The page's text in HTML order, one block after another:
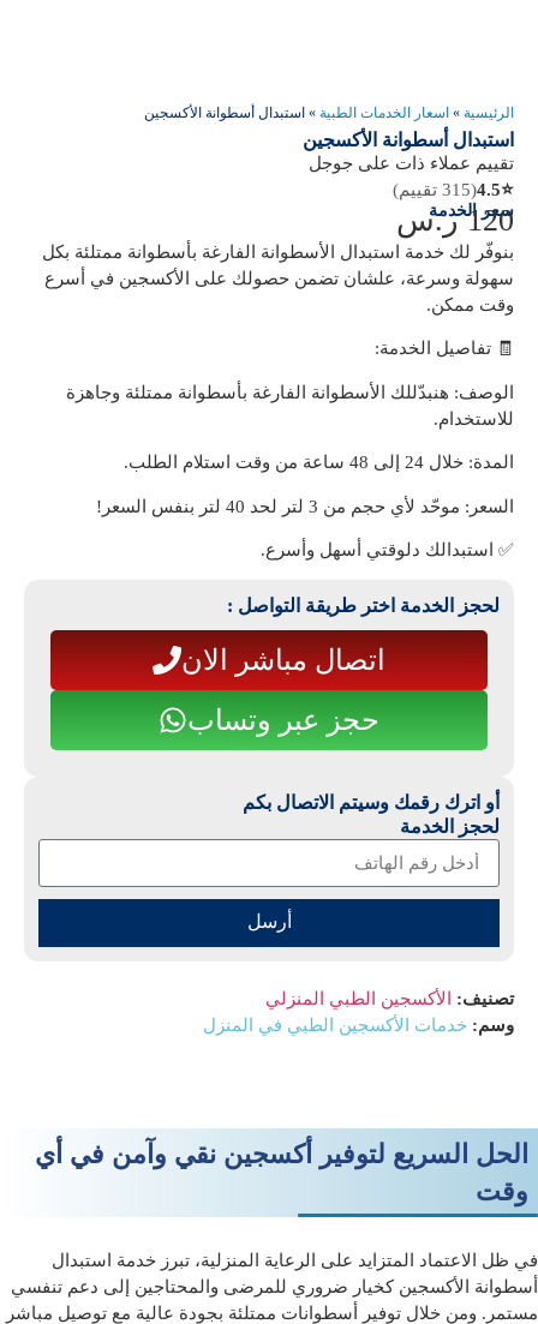
الرئيسية » اسعار الخدمات الطبية » استبدال أسطوانة الأكسجين
استبدال أسطوانة الأكسجين
تقييم عملاء ذات على جوجل
⭐
4.5(315 تقييم)
سعر الخدمة
120 ر.س
بنوفّر لك خدمة استبدال الأسطوانة الفارغة بأسطوانة ممتلئة بكل
سهولة وسرعة، علشان تضمن حصولك على الأكسجين في أسرع
وقت ممكن.
🧾 تفاصيل الخدمة:
الوصف: هنبدّللك الأسطوانة الفارغة بأسطوانة ممتلئة وجاهزة
للاستخدام.
المدة: خلال 24 إلى 48 ساعة من وقت استلام الطلب.
السعر: موحّد لأي حجم من 3 لتر لحد 40 لتر بنفس السعر!
✅ استبدالك دلوقتي أسهل وأسرع.
لحجز الخدمة اختر طريقة التواصل :
اتصال مباشر الان
حجز عبر وتساب
أو اترك رقمك وسيتم الاتصال بكم
لحجز الخدمة
أرسل
تصنيف:
الأكسجين الطبي المنزلي
وسم: خدمات الأكسجين الطبي في المنزل
الحل السريع لتوفير أكسجين نقي وآمن في أي
وقت
في ظل الاعتماد المتزايد على الرعاية المنزلية، تبرز خدمة
استبدال
أسطوانة الأكسجين كخيار ضروري للمرضى والمحتاجين إلى دعم تنفسي
مستمر. ومن خلال توفير أسطوانات ممتلئة بجودة عالية مع توصيل مباشر